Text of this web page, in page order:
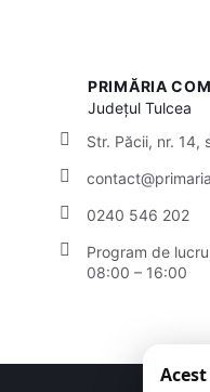
PRIMĂRIA
JudețulTulcea
Str. Păcii, nr. 14,
0240 546 202
Program de
08:00 – 16:00